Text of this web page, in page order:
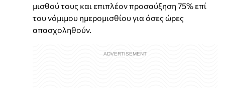
μισθού τους και επιπλέον προσαύξηση 75% επί
του νόμιμου ημερομισθίου για όσες ώρες
απασχοληθούν.